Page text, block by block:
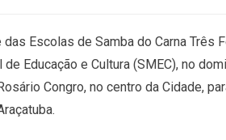
Escolas de Samba do Carna Três
de Educação e Cultura (SMEC), no
Congro, no centro da Cidade,